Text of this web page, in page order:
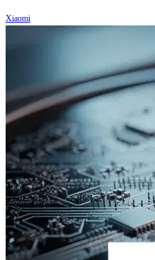
Xiaomi